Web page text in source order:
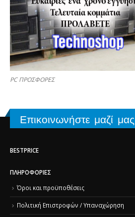
PC ΠΡΟΣΦΟΡΕΣ
Επικοινωνήστε μαζί μας
BESTPRICE
ΠΛΗΡΟΦΟΡΊΕΣ
Όροι και προϋποθέσεις
Πολιτική Επιστροφών / Υπαναχώρηση